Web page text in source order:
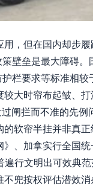
，但在国内却步
壁垒是最大障碍
栏要求等标准相
大时帘布起皱、
闸拦而不准的先
软帘半挂并非真
、加拿实行全国
行文明出可效典
兜按权评估潜效